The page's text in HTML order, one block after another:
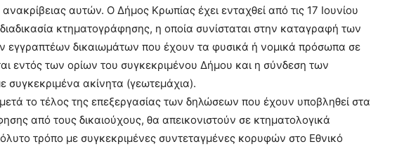
αυτών. Ο Δήμος Κρωπίας έχει ενταχθεί από τις 17 Ιουνίου
κτηματογράφησης, η οποία συνίσταται στην καταγραφή των
δικαιωμάτων που έχουν τα φυσικά ή νομικά πρόσωπα σε
εντός των ορίων του συγκεκριμένου Δήμου και η σύνδεση των
συγκεκριμένα ακίνητα (γεωτεμάχια).
το τέλος της επεξεργασίας των δηλώσεων που έχουν υποβληθεί στα
από τους δικαιούχους, θα απεικονιστούν σε κτηματολογικά
τρόπο με συγκεκριμένες συντεταγμένες κορυφών στο Εθνικό